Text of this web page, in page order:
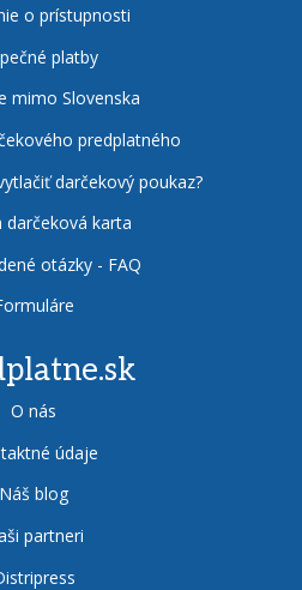
o prístupnosti
platby
mimo Slovenska
predplatného
darčekový poukaz?
darčeková karta
otázky - FAQ
O nás
údaje
Náš blog
partneri